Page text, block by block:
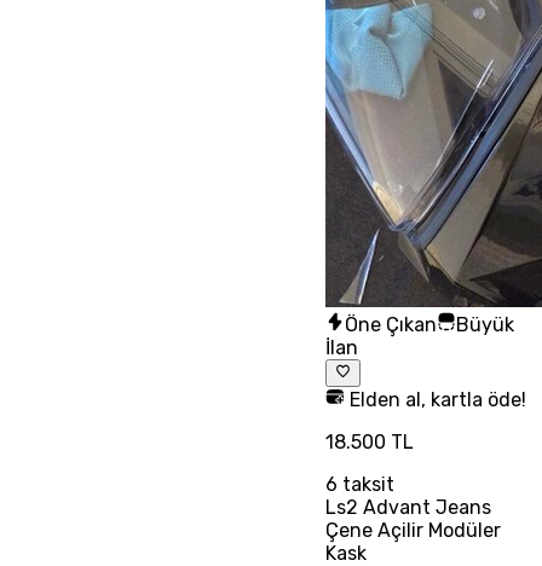
Öne Çıkan
Büyük
İlan
Elden al, kartla öde!
18.500 TL
6 taksit
Ls2 Advant Jeans
Çene Açilir Modüler
Kask